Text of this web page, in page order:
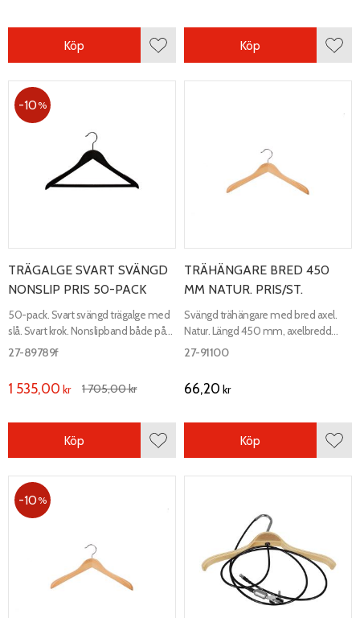
Lägg till i favoriter
Köp Köp
TRÄGALGE SVART SVÄNGD
NONSLIP PRIS 50-PACK
50-pack. Svart svängd trägalge med
slå. Svart krok. Nonslipband både på
både axeln och slån för bättre fäste.
27-89789f
1 535,00 kr 1 705,00kr
10%
Lägg till i favoriter
Köp
TRÄHÄNGARE BRED 450
MM NATUR. PRIS/ST.
Svängd trähängare med bred axel.
Natur. Längd 450 mm, axelbredd
25/47 mm.
27-91100
66,20 kr
Köp
10%